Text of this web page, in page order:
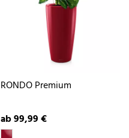
RONDO Premium
ab 99,99 €